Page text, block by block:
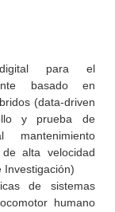
digital para el
basado en
(data-driven
y prueba de
alta velocidad
Investigación)
de sistemas
humano